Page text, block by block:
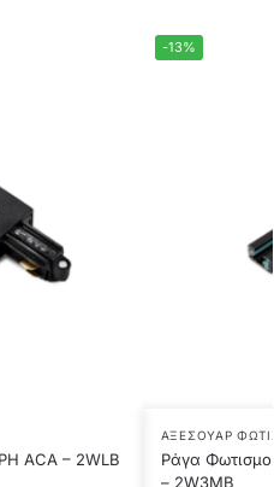
ACA – 2WLB
-13%
ΑΞΕΣΟΥΆΡ
Ράγα
– 2W3MB